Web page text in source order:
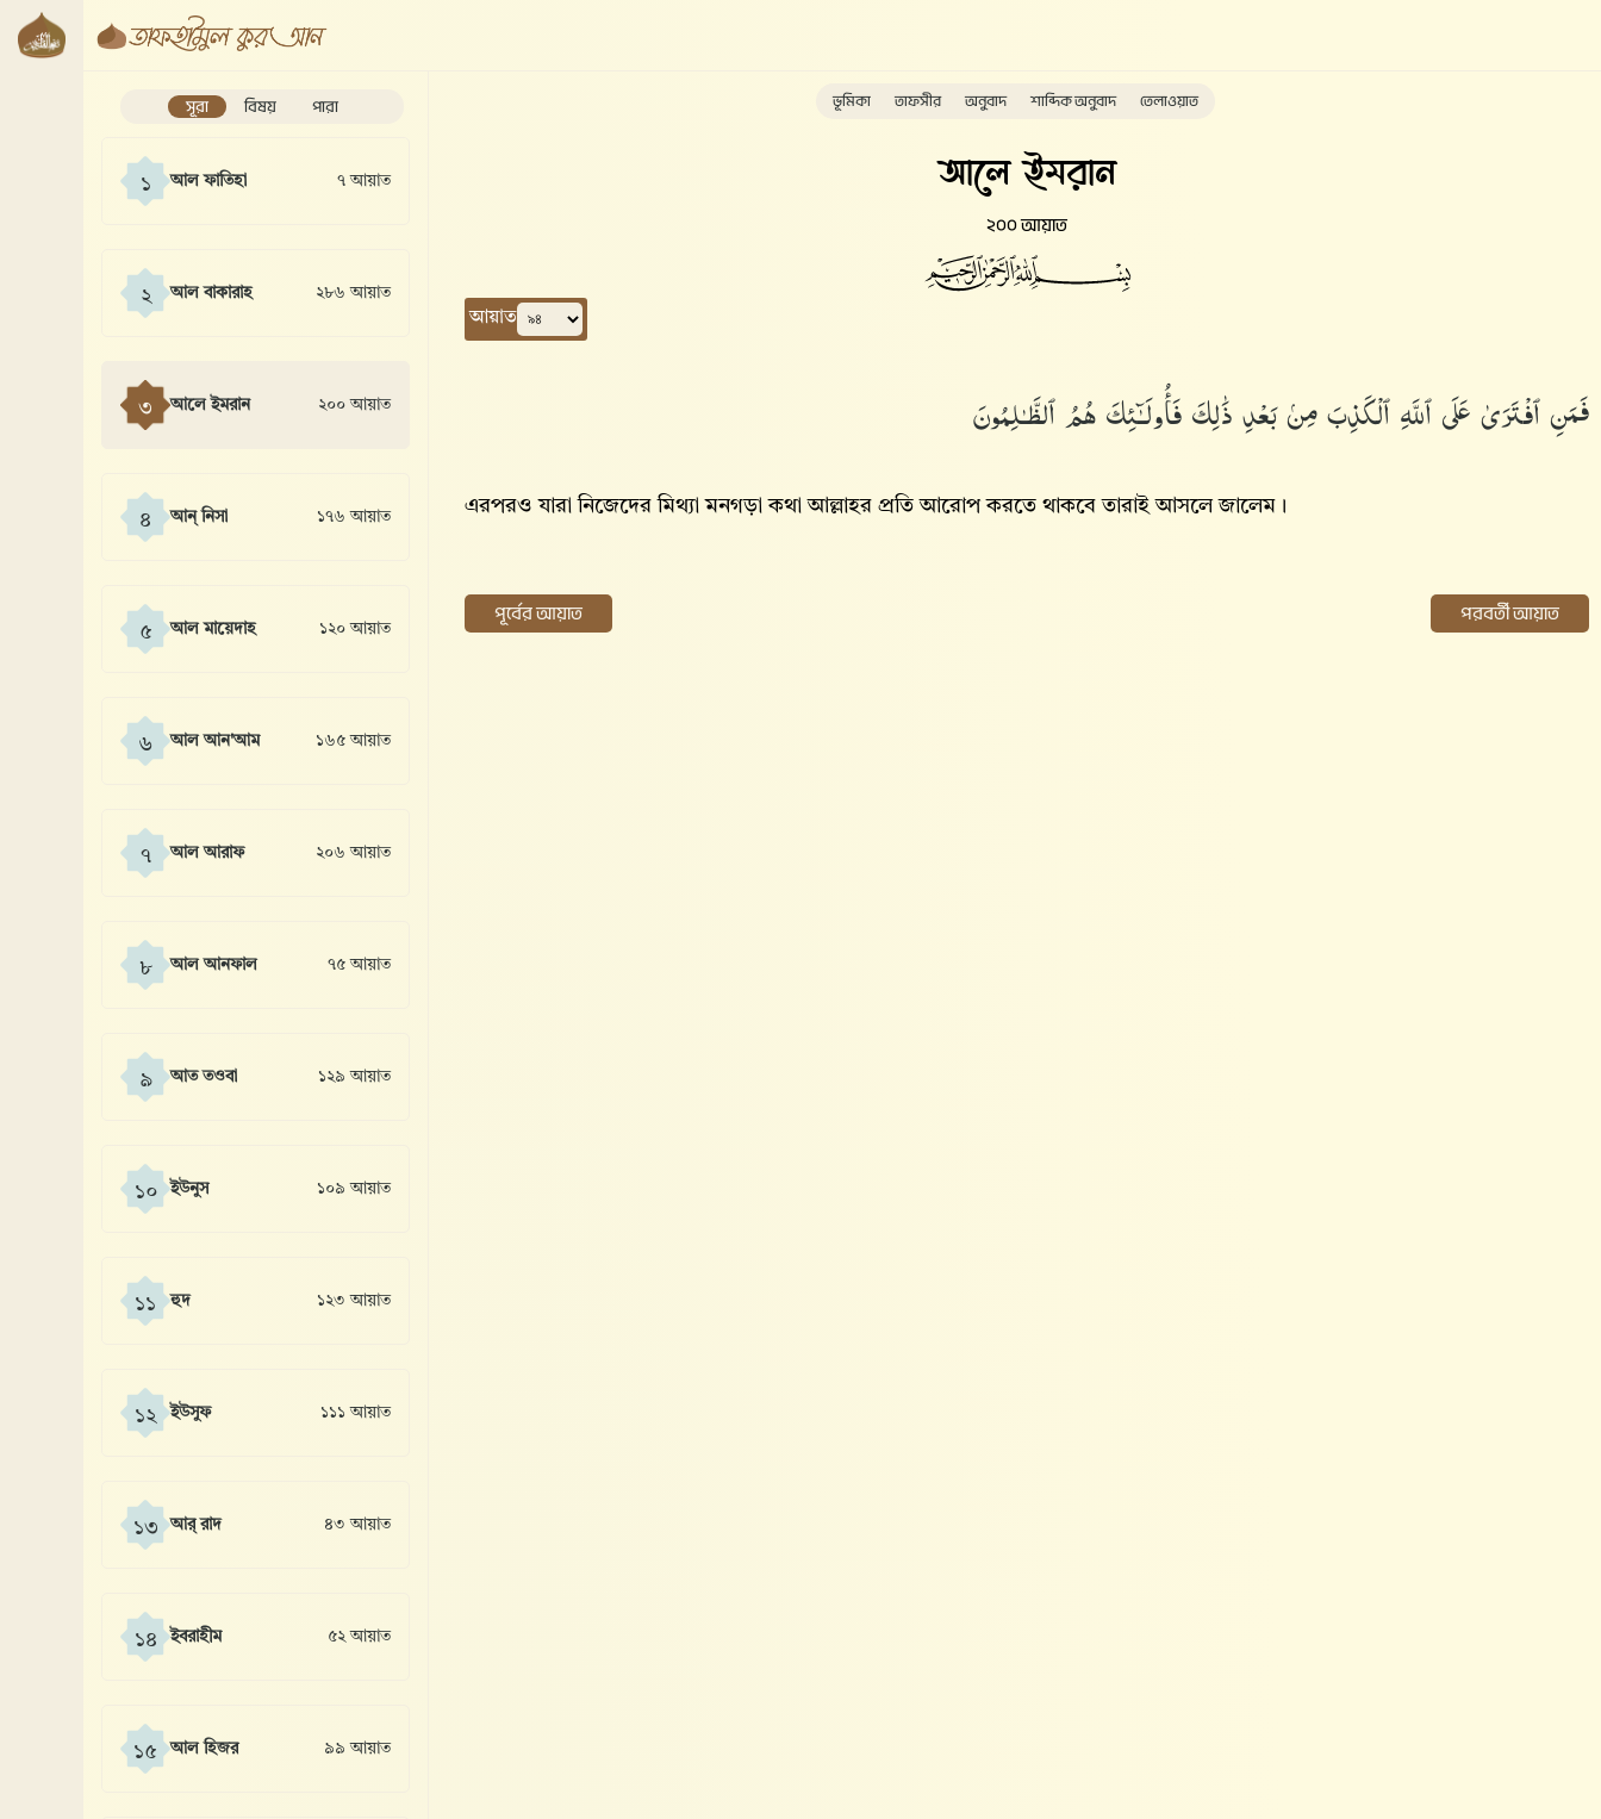
সূরা বিষয় পারা
১ আল ফাতিহা ৭ আয়াত
২ আল বাকারাহ ২৮৬ আয়াত
৩ আলে ইমরান ২০০ আয়াত
৪ আন্ নিসা ১৭৬ আয়াত
৫ আল মায়েদাহ ১২০ আয়াত
৬ আল আন'আম ১৬৫ আয়াত
৭ আল আরাফ ২০৬ আয়াত
৮ আল আনফাল ৭৫ আয়াত
৯ আত তওবা ১২৯ আয়াত
১০ ইউনুস ১০৯ আয়াত
১১ হুদ ১২৩ আয়াত
১২ ইউসুফ ১১১ আয়াত
১৩ আর্ রাদ ৪৩ আয়াত
১৪ ইবরাহীম ৫২ আয়াত
১৫ আল হিজর ৯৯ আয়াত
ভূমিকা তাফসীর অনুবাদ শাব্দিক অনুবাদ তেলাওয়াত
আলে ইমরান
২০০ আয়াত
আয়াত
فَمَنِ ٱفْتَرَىٰ عَلَى ٱللَّهِ ٱلْكَذِبَ مِنۢ بَعْدِ ذَٰلِكَ فَأُو۟لَـٰٓئِكَ هُمُ ٱلظَّـٰلِمُونَ
এরপরও যারা নিজেদের মিথ্যা মনগড়া কথা আল্লাহ‌র প্রতি আরোপ করতে থাকবে তারাই আসলে জালেম।
পূর্বের আয়াত পরবর্তী আয়াত